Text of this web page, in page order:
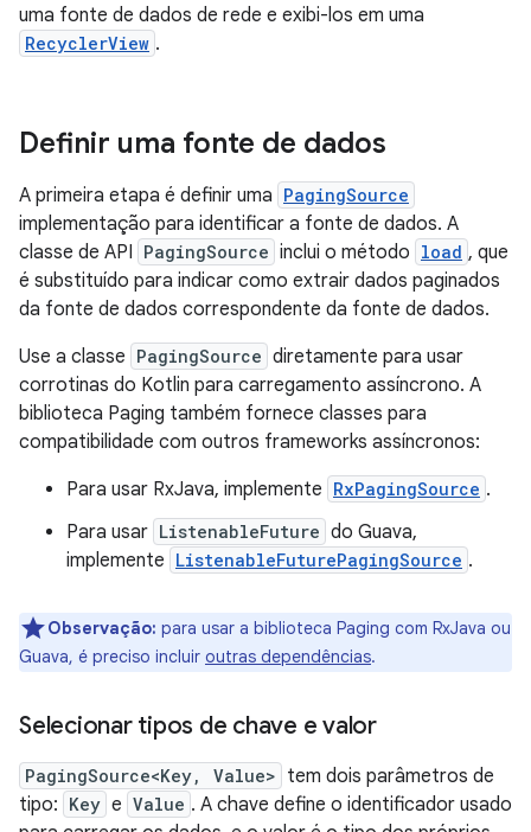
uma fonte de dados de rede e exibi-los em uma
RecyclerView .
Definir uma fonte de dados
A primeira etapa é definir uma PagingSource
implementação para identificar a fonte de dados. A
classe de API PagingSource inclui o método load , que
é substituído para indicar como extrair dados paginados
da fonte de dados correspondente da fonte de dados.
Use a classe PagingSource diretamente para usar
corrotinas do Kotlin para carregamento assíncrono. A
biblioteca Paging também fornece classes para
compatibilidade com outros frameworks assíncronos:
Para usar RxJava, implemente RxPagingSource .
Para usar ListenableFuture do Guava,
implemente ListenableFuturePagingSource .
Observação: para usar a biblioteca Paging com RxJava ou
Guava, é preciso incluir outras dependências.
Selecionar tipos de chave e valor
PagingSource<Key, Value> tem dois parâmetros de
tipo: Key e Value . A chave define o identificador usado